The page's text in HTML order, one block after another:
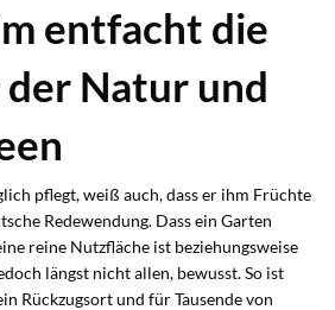
entfacht die
der Natur und
pflegt, weiß auch, dass er ihm Früchte
Redewendung. Dass ein Garten
reine Nutzfläche ist beziehungsweise
längst nicht allen, bewusst. So ist
Rückzugsort und für Tausende von